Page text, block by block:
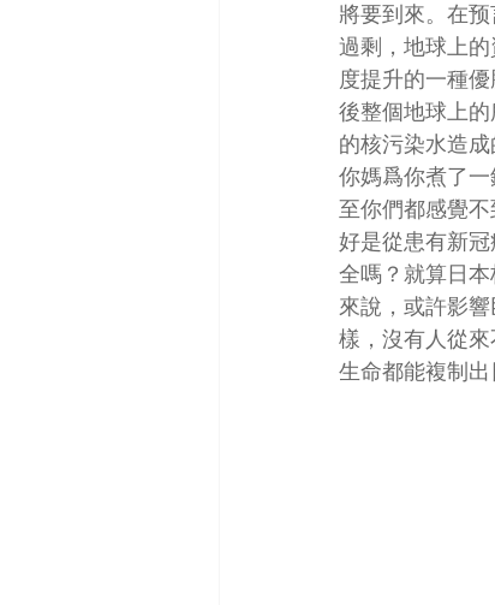
將要到來。在
過剩，地球上
度提升的一種
後整個地球上
的核污染水造
你媽爲你煮了
至你們都感覺
好是從患有新
全嗎？就算日
來說，或許影
樣，沒有人從
生命都能複制出